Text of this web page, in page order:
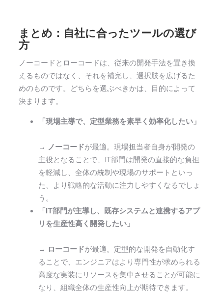
まとめ：自社に合ったツールの選び
方
ノーコードとローコードは、従来の開発手法を置き換
えるものではなく、それを補完し、選択肢を広げるた
めのものです。どちらを選ぶべきかは、目的によって
決まります。
「現場主導で、定型業務を素早く効率化したい」
→ ノーコードが最適。現場担当者自身が開発の
主役となることで、IT部門は開発の直接的な負担
を軽減し、全体の統制や現場のサポートといっ
た、より戦略的な活動に注力しやすくなるでしょ
う。
「IT部門が主導し、既存システムと連携するアプ
リを生産性高く開発したい」
→ ローコードが最適。定型的な開発を自動化す
ることで、エンジニアはより専門性が求められる
高度な実装にリソースを集中させることが可能に
なり、組織全体の生産性向上が期待できます。